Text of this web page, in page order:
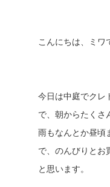
こんにちは、ミワ
今日は中庭でクレ
で、朝からたくさ
雨もなんとか昼頃
で、のんびりとお
と思います。